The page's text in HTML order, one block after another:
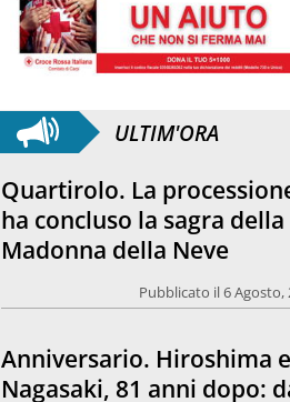
ULTIM'ORA
Anniversario. Hiroshima e
Nagasaki, 81 anni dopo: dal
Giappone e non solo un
nuovo appello per la
il disarmo nucleare
Pubblicato il 6 Agosto,